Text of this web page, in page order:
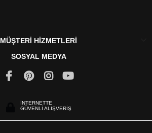
MÜŞTERİ HİZMETLERİ
SOSYAL MEDYA
İNTERNETTE
GÜVENLİ ALIŞVERİŞ